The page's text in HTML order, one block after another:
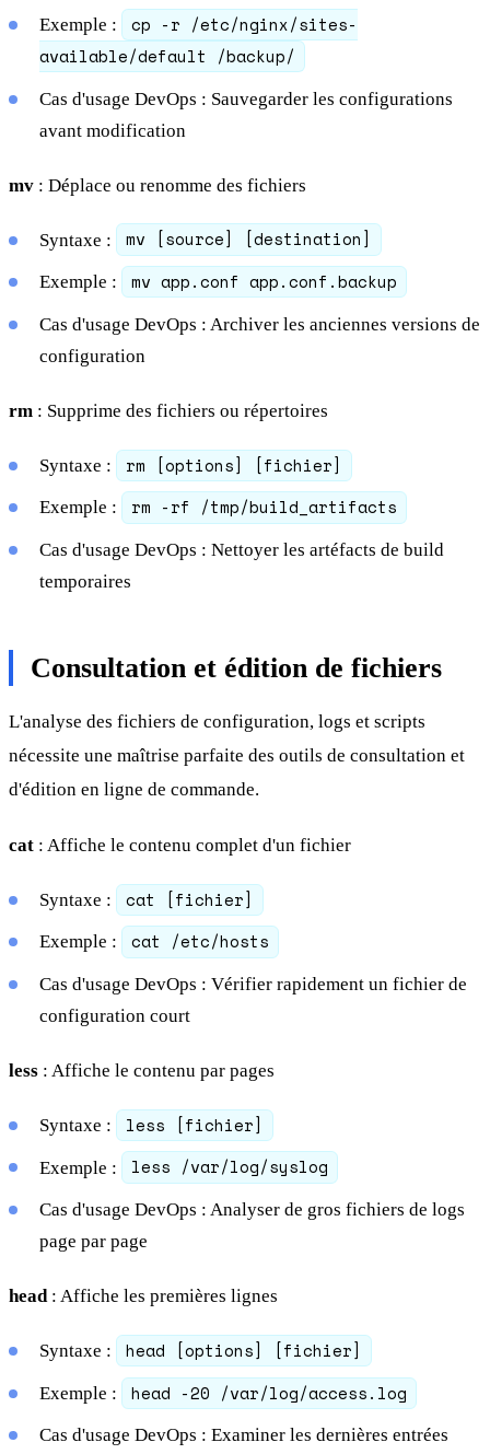
Exemple :
cp -r /etc/nginx/sites-
available/default /backup/
Cas d'usage DevOps : Sauvegarder les configurations
avant modification
mv : Déplace ou renomme des fichiers
Syntaxe : mv [source] [destination]
Exemple : mv app.conf app.conf.backup
Cas d'usage DevOps : Archiver les anciennes versions de
configuration
rm : Supprime des fichiers ou répertoires
Syntaxe : rm [options] [fichier]
Exemple : rm -rf /tmp/build_artifacts
Cas d'usage DevOps : Nettoyer les artéfacts de build
temporaires
Consultation et édition de fichiers
L'analyse des fichiers de configuration, logs et scripts
nécessite une maîtrise parfaite des outils de consultation et
d'édition en ligne de commande.
cat : Affiche le contenu complet d'un fichier
Syntaxe : cat [fichier]
Exemple : cat /etc/hosts
Cas d'usage DevOps : Vérifier rapidement un fichier de
configuration court
less : Affiche le contenu par pages
Syntaxe : less [fichier]
Exemple : less /var/log/syslog
Cas d'usage DevOps : Analyser de gros fichiers de logs
page par page
head: Affiche les premières lignes
Syntaxe : head [options] [fichier]
Exemple : head -20 /var/log/access.log
Cas d'usage DevOps : Examiner les dernières entrées